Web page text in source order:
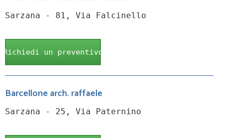
Sarzana - 81, Via Falcinello
Richiedi un preventivo
Barcellone arch. raffaele
Sarzana - 25, Via Paternino